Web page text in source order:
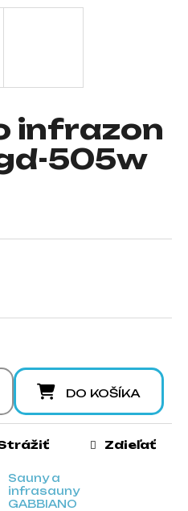
infrazon
505w
DO KOŠÍKA
Sauny a
infrasauny
GABBIANO
Zdieľať